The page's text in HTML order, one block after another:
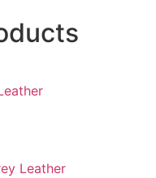
Leather